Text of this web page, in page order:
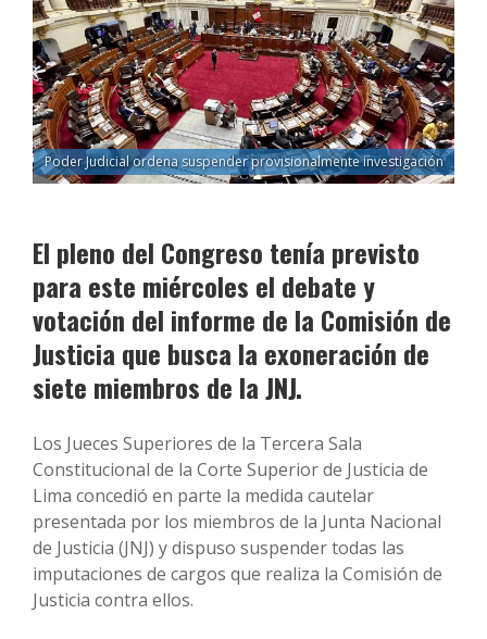
Poder Judicial ordena suspender provisionalmente investigación
El pleno del Congreso tenía previsto
para este miércoles el debate y
votación del informe de la Comisión de
Justicia que busca la exoneración de
siete miembros de la JNJ.
Los Jueces Superiores de la Tercera Sala
Constitucional de la Corte Superior de Justicia de
Lima concedió en parte la medida cautelar
presentada por los miembros de la Junta Nacional
de Justicia (JNJ) y dispuso suspender todas las
imputaciones de cargos que realiza la Comisión de
Justicia contra ellos.